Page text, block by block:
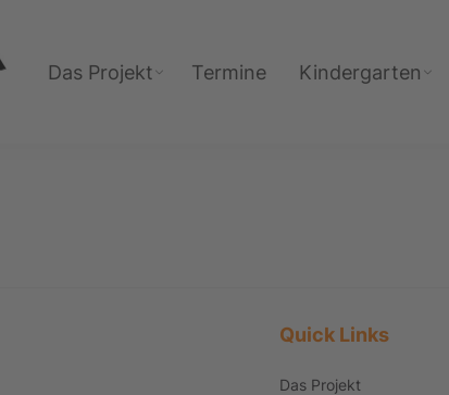
Das Projekt Termine Kindergarten
Quick Links
Das Projekt